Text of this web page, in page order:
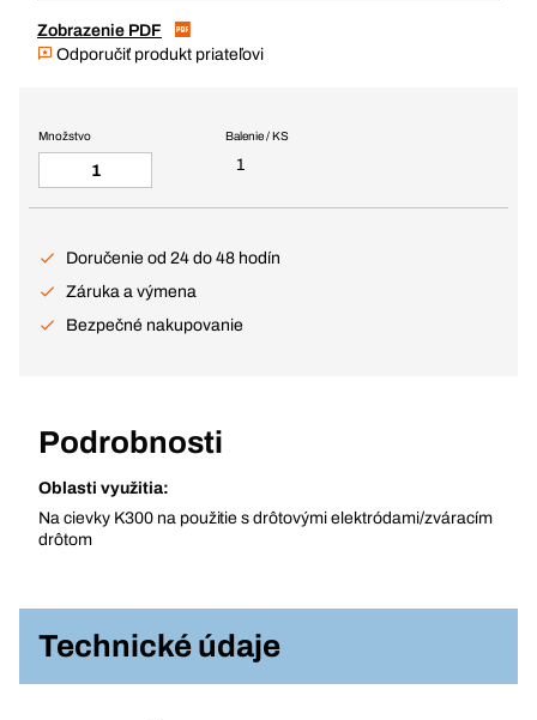
Zobrazenie PDF
Odporučiť produkt priateľovi
Balenie / KS
1
Množstvo
Doručenie od 24 do 48 hodín
Záruka a výmena
Bezpečné nakupovanie
Podrobnosti
Oblasti využitia:
Na cievky K300 na použitie s drôtovými elektródami/zváracím
drôtom
Technické údaje